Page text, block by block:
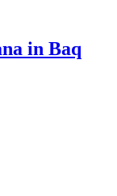
in Baq